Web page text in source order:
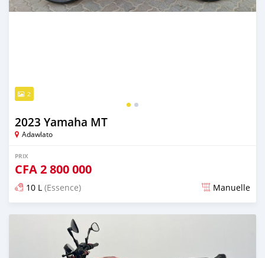
2
2023 Yamaha MT
Adawlato
PRIX
CFA2 800 000
10 L (Essence) Manuelle
Publié il y a plus de 2 ans